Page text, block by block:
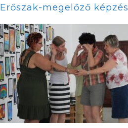
Erőszak-megelőző képzés